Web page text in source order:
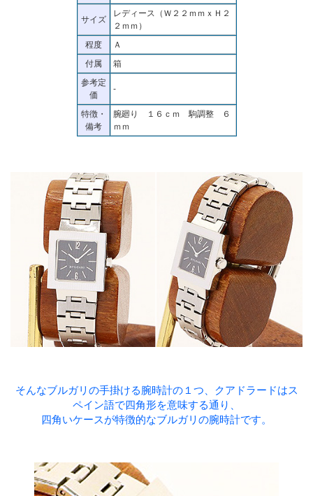
サイズ
レディース（Ｗ２２ｍｍｘＨ２
２ｍｍ）
程度
Ａ
付属
箱
参考定
価
-
特徴・
備考
腕廻り １６ｃｍ 駒調整 ６
ｍｍ
そんなブルガリの手掛ける腕時計の１つ、クアドラードはス
ペイン語で四角形を意味する通り、
四角いケースが特徴的なブルガリの腕時計です。